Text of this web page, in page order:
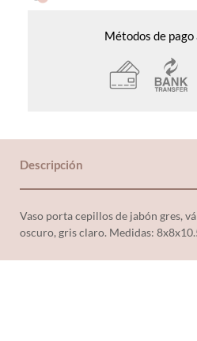
Métodos de pago
Descripción
Vaso porta cepillos de jabón gres,
oscuro, gris claro. Medidas: